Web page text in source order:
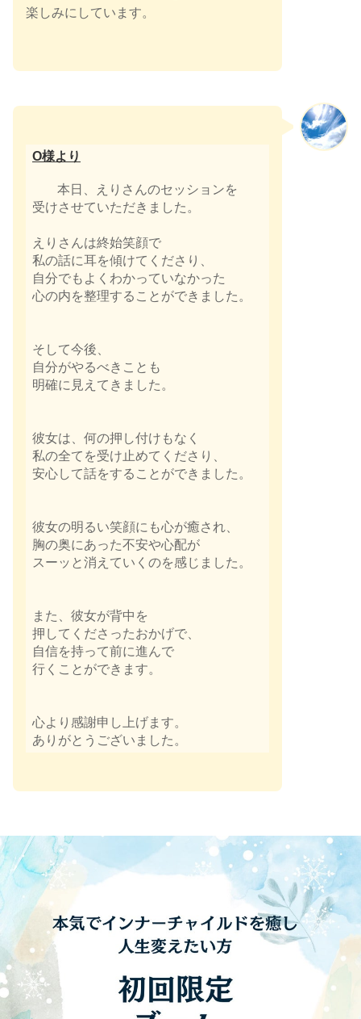
楽しみにしています。
O様​より
本日、えりさんのセッションを
受けさせていただきました。
えりさんは終始笑顔で
私の話に耳を傾けてくださり、
自分でもよくわかっていなかった
心の内を整理することができました。
そして今後、
自分がやるべきことも
明確に見えてきました。
彼女は、何の押し付けもなく
私の全てを受け止めてくださり、
安心して話をすることができました。
彼女の明るい笑顔にも心が癒され、
胸の奥にあった不安や心配が
スーッと消えていくのを感じました。
また、彼女が背中を
押してくださったおかげで、
自信を持って前に進んで
行くことができます。
心より感謝申し上げます。
ありがとうございました。